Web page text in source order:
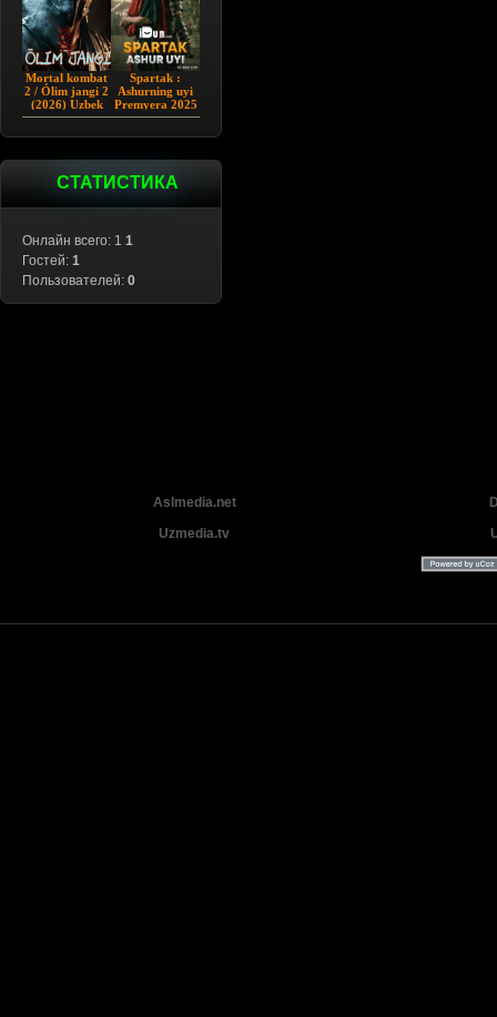
Mortal kombat
2 / Ólim jangi 2
(2026) Uzbek
tilida
Spartak :
Ashurning uyi
Premyera 2025
Barcha qismlar
СТАТИСТИКА
Онлайн всего: 1 1
Гостей: 1
Пользователей: 0
Aslmedia.net
Uzmedia.tv